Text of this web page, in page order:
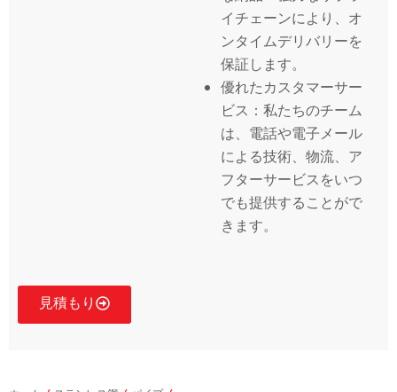
イチェーンにより、オ
ンタイムデリバリーを
保証します。
優れたカスタマーサー
ビス：私たちのチーム
は、電話や電子メール
による技術、物流、ア
フターサービスをいつ
でも提供することがで
きます。
見積もり